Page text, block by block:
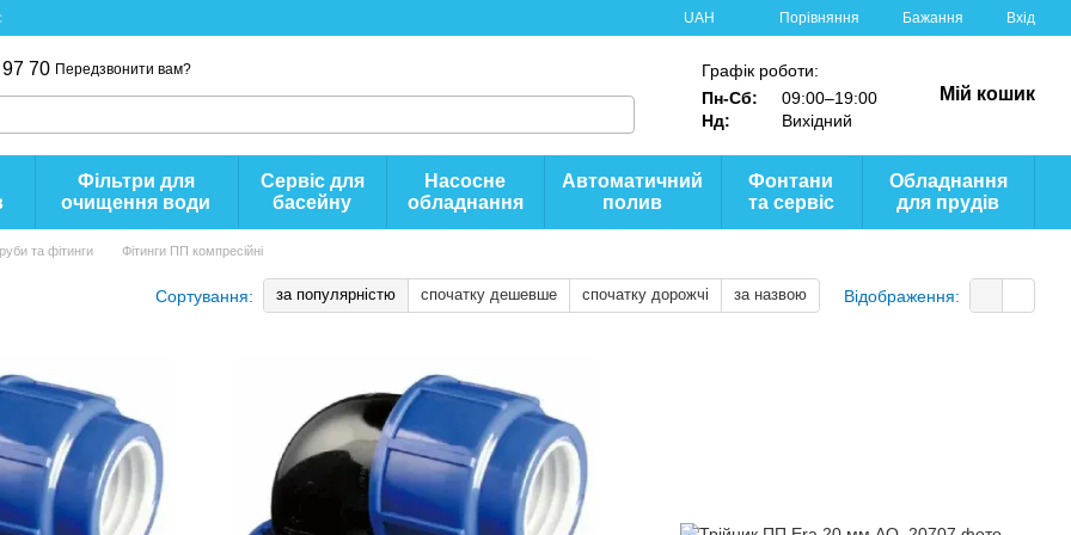
UAH Порівняння Бажання Вхід
70 Передзвонити вам?
Графік роботи:
Пн-Сб:
09:00–19:00
Нд:
Вихідний
Мій кошик
Фільтри для
очищення води
Сервіс для
басейну
Насосне
обладнання
Автоматичний
полив
Фонтани
та сервіс
Обладнання
для прудів
та фітинги Фітинги ПП компресійні
Сортування: за популярністю спочатку дешевше спочатку дорожчі за назвою Відображення: